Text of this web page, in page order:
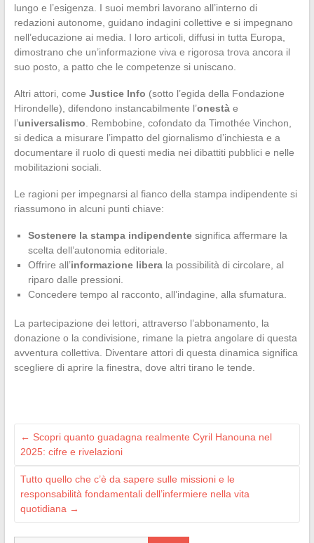
lungo e l’esigenza. I suoi membri lavorano all’interno di
redazioni autonome, guidano indagini collettive e si impegnano
nell’educazione ai media. I loro articoli, diffusi in tutta Europa,
dimostrano che un’informazione viva e rigorosa trova ancora il
suo posto, a patto che le competenze si uniscano.
Altri attori, come Justice Info (sotto l’egida della Fondazione
Hirondelle), difendono instancabilmente l’onestàe
l’universalismo . Rembobine, cofondato da Timothée Vinchon,
si dedica a misurare l’impatto del giornalismo d’inchiesta e a
documentare il ruolo di questi media nei dibattiti pubblici e nelle
mobilitazioni sociali.
Le ragioni per impegnarsi al fianco della stampa indipendente si
riassumono in alcuni punti chiave:
Sostenere la stampa indipendentesignifica affermare la
scelta dell’autonomia editoriale.
Offrire all’informazione liberala possibilità di circolare, al
riparo dalle pressioni.
Concedere tempo al racconto, all’indagine, alla sfumatura.
La partecipazione dei lettori, attraverso l’abbonamento, la
donazione o la condivisione, rimane la pietra angolare di questa
avventura collettiva. Diventare attori di questa dinamica significa
scegliere di aprire la finestra, dove altri tirano le tende.
← Scopri quanto guadagna realmente Cyril Hanouna nel
2025: cifre e rivelazioni
Tutto quello che c’è da sapere sulle missioni e le
responsabilità fondamentali dell’infermiere nella vita
quotidiana →